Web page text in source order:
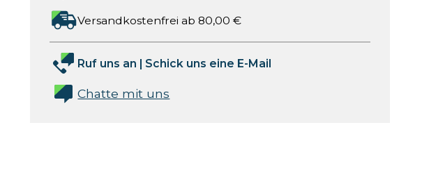
Versandkostenfrei ab 80,00 €
Ruf uns an | Schick uns eine E-Mail
Chatte mit uns